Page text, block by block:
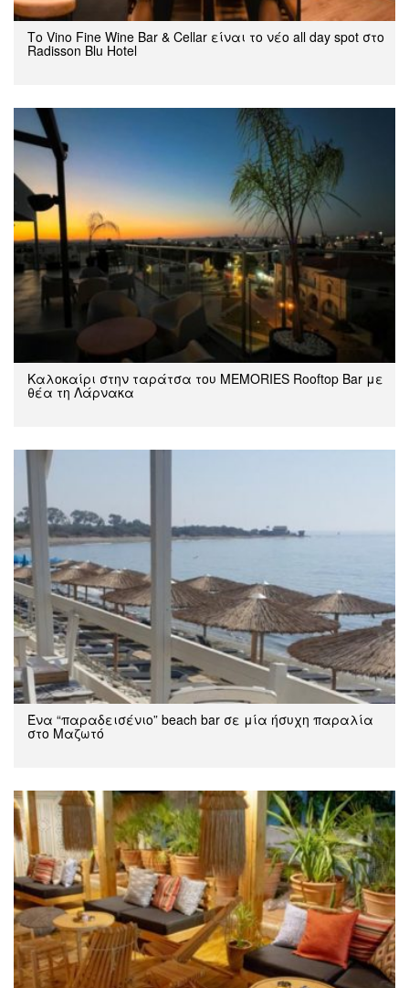
Το Vino Fine Wine Bar & Cellar είναι το νέο all day spot στο
Radisson Blu Hotel
Καλοκαίρι στην ταράτσα του MEMORIES Rooftop Bar με
θέα τη Λάρνακα
Ένα “παραδεισένιο” beach bar σε μία ήσυχη παραλία
στο Μαζωτό